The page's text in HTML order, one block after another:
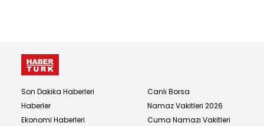
Son Dakika Haberleri
Haberler
Ekonomi Haberleri
Canlı Borsa
Namaz Vakitleri 2026
Cuma Namazı Vakitleri